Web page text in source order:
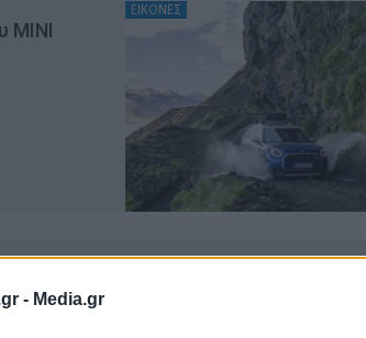
- Media.gr
ΕΙΚΟΝΕΣ
MINI
από κάθε μάρκα